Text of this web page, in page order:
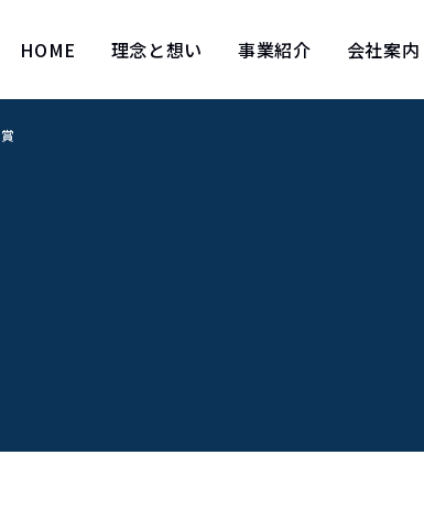
HOME 理念と想い 事業紹介 会社案内